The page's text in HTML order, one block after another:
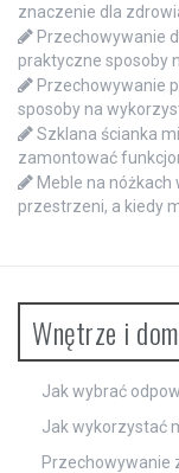
znaczenie dla
Przechowywanie
praktyczne sposoby
Przechowywanie
sposoby na
Szklana ścianka
zamontować
Meble na nóżkach
przestrzeni, a kiedy
Wnętrze i dom
Jak wybrać
Jak wykorzystać
Przechowywanie